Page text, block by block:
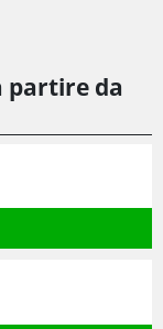
partire da